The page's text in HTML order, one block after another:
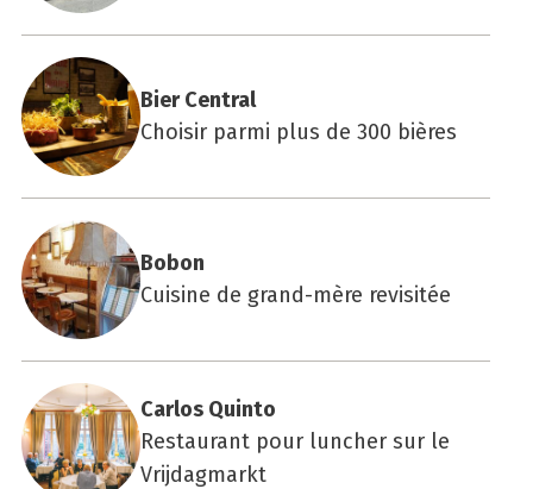
Bier Cen­tral
Choisir parmi plus de 300 bières
Bobon
Cuisine de grand-mère revisitée
Car­los Quin­to
Restaurant pour luncher sur le
Vrijdagmarkt